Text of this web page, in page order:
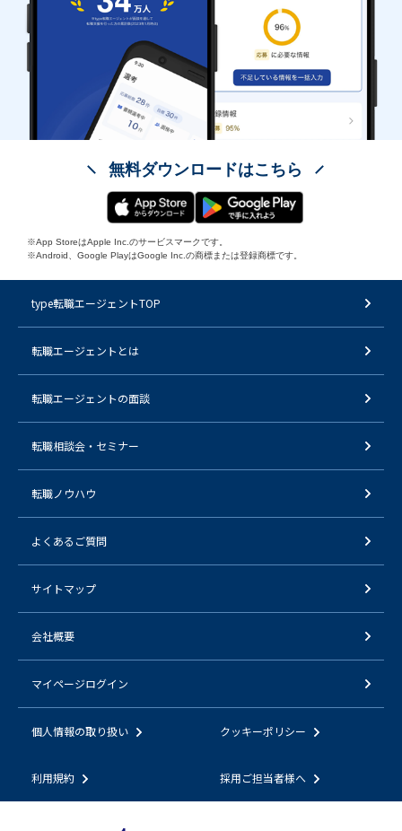
無料ダウンロードはこちら
※App StoreはApple Inc.のサービスマークです。
※Android、Google PlayはGoogle Inc.の商標または登録商標です。
type転職エージェントTOP
転職エージェントとは
転職エージェントの面談
転職相談会・セミナー
転職ノウハウ
よくあるご質問
サイトマップ
会社概要
マイページログイン
個人情報の取り扱い クッキーポリシー
利用規約 採用ご担当者様へ